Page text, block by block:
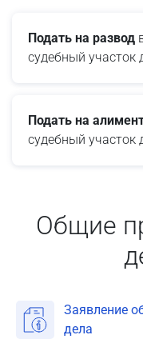
Подать на развод
судебный участок
Подать на
судебный участок
Общие
Заявление
дела